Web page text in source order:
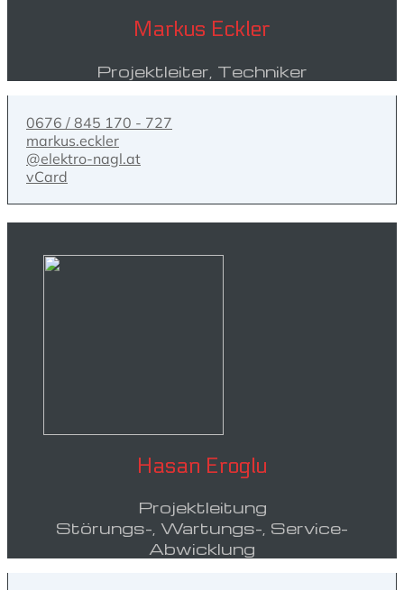
Markus Eckler
Projektleiter, Techniker
0676 / 845 170 - 727
markus.eckler
@elektro-nagl.at
vCard
Hasan Eroglu
Projektleitung
Störungs-, Wartungs-, Service-
Abwicklung